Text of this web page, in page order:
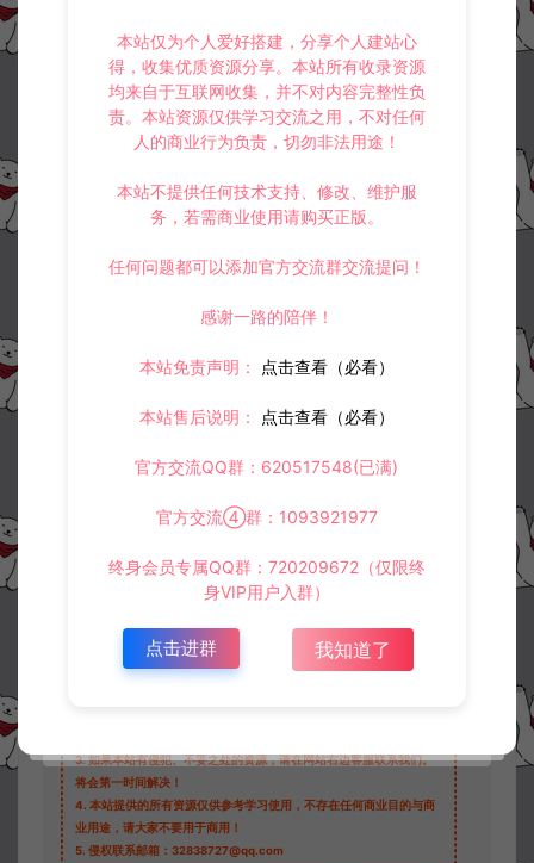
3.如果本站有侵犯、不妥之处的资源，请在网站右边客服联系我们。
将会第一时间解决！
4. 本站提供的所有资源仅供参考学习使用，不存在任何商业目的与商
业用途，请大家不要用于商用！
5. 侵权联系邮箱：32838727@qq.com
本站仅为个人爱好搭建，分享个人建站心
得，收集优质资源分享。本站所有收录资源
均来自于互联网收集，并不对内容完整性负
责。本站资源仅供学习交流之用，不对任何
人的商业行为负责，切勿非法用途！
本站不提供任何技术支持、修改、维护服
务，若需商业使用请购买正版。
任何问题都可以添加官方交流群交流提问！
感谢一路的陪伴！
本站免责声明： 点击查看（必看）
本站售后说明： 点击查看（必看）
官方交流QQ群：620517548(已满)
官方交流④群：1093921977
终身会员专属QQ群：720209672（仅限终
身VIP用户入群）
点击进群 我知道了